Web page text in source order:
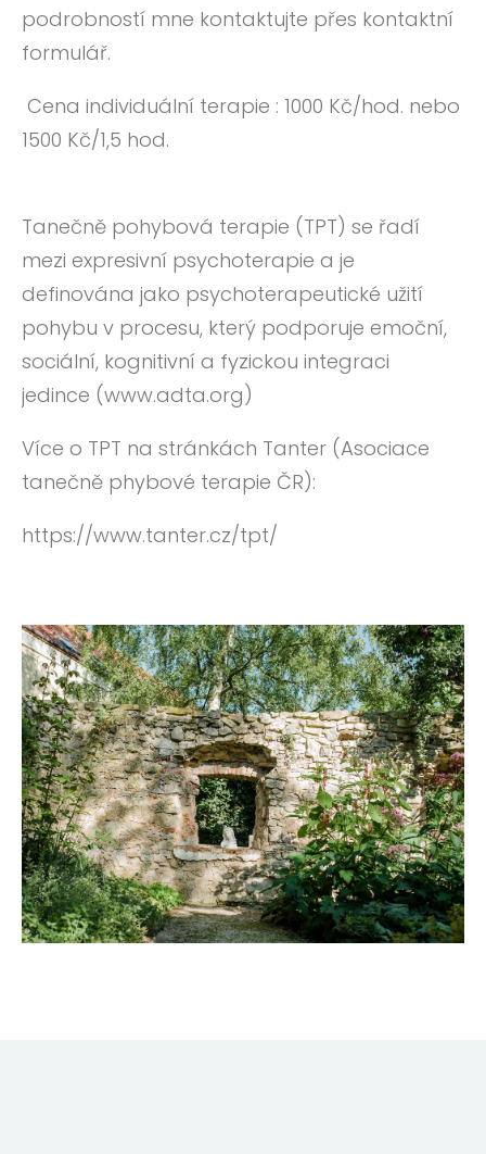
podrobností mne kontaktujte přes kontaktní
formulář.
Cena individuální terapie : 1000 Kč/hod. nebo
1500 Kč/1,5 hod.
Tanečně pohybová terapie (TPT) se řadí
mezi expresivní psychoterapie a je
definována jako psychoterapeutické užití
pohybu v procesu, který podporuje emoční,
sociální, kognitivní a fyzickou integraci
jedince (www.adta.org)
Více o TPT na stránkách Tanter (Asociace
tanečně phybové terapie ČR):
https://www.tanter.cz/tpt/